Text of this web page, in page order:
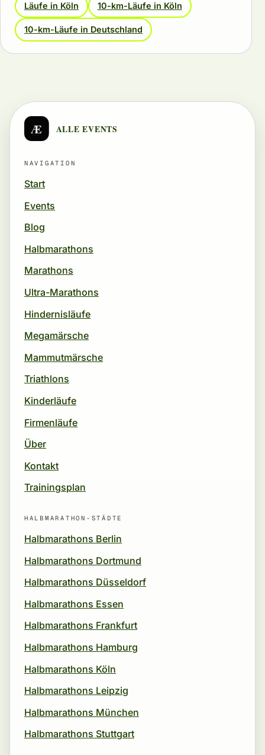
Läufe in Köln 10-km-Läufe in Köln
10-km-Läufe in Deutschland
Æ ALLE EVENTS
NAVIGATION
Start
Events
Blog
Halbmarathons
Marathons
Ultra-Marathons
Hindernisläufe
Megamärsche
Mammutmärsche
Triathlons
Kinderläufe
Firmenläufe
Über
Kontakt
Trainingsplan
HALBMARATHON-STÄDTE
Halbmarathons Berlin
Halbmarathons Dortmund
Halbmarathons Düsseldorf
Halbmarathons Essen
Halbmarathons Frankfurt
Halbmarathons Hamburg
Halbmarathons Köln
Halbmarathons Leipzig
Halbmarathons München
Halbmarathons Stuttgart